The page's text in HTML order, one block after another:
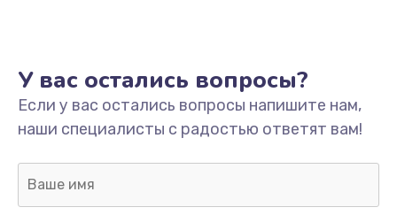
Заказать
Не включается
У вас остались вопросы?
Если у вас остались вопросы напишите нам,
наши специалисты с радостью ответят вам!